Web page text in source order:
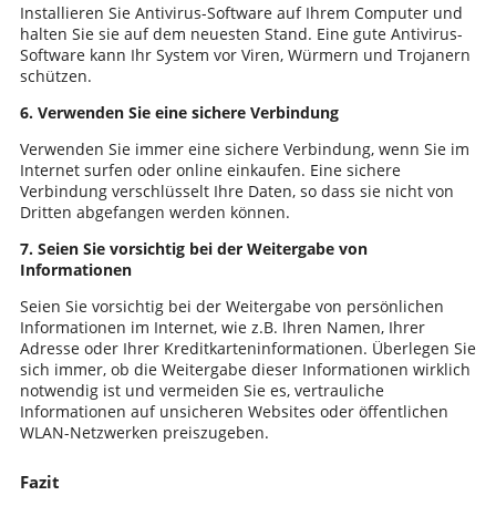
Installieren Sie Antivirus-Software auf Ihrem Computer und
halten Sie sie auf dem neuesten Stand. Eine gute Antivirus-
Software kann Ihr System vor Viren, Würmern und Trojanern
schützen.
6. Verwenden Sie eine sichere Verbindung
Verwenden Sie immer eine sichere Verbindung, wenn Sie im
Internet surfen oder online einkaufen. Eine sichere
Verbindung verschlüsselt Ihre Daten, so dass sie nicht von
Dritten abgefangen werden können.
7. Seien Sie vorsichtig bei der Weitergabe von
Informationen
Seien Sie vorsichtig bei der Weitergabe von persönlichen
Informationen im Internet, wie z.B. Ihren Namen, Ihrer
Adresse oder Ihrer Kreditkarteninformationen. Überlegen Sie
sich immer, ob die Weitergabe dieser Informationen wirklich
notwendig ist und vermeiden Sie es, vertrauliche
Informationen auf unsicheren Websites oder öffentlichen
WLAN-Netzwerken preiszugeben.
Fazit